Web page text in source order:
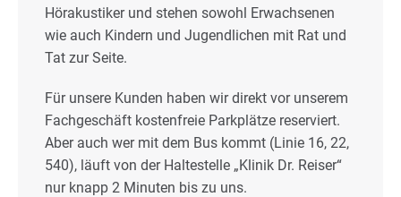
Hörakustiker und stehen sowohl Erwachsenen
wie auch Kindern und Jugendlichen mit Rat und
Tat zur Seite.
Für unsere Kunden haben wir direkt vor unserem
Fachgeschäft kostenfreie Parkplätze reserviert.
Aber auch wer mit dem Bus kommt (Linie 16, 22,
540), läuft von der Haltestelle „Klinik Dr. Reiser“
nur knapp 2 Minuten bis zu uns.